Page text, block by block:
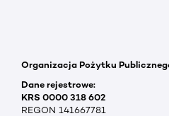
Organizacja Pożytku
Dane rejestrowe:
KRS 0000 318 602
REGON 141667781